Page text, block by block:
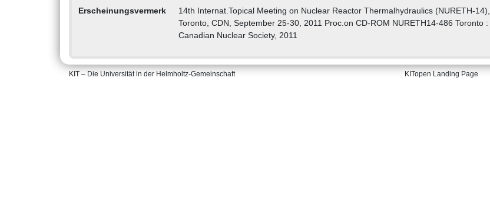
Erscheinungsvermerk
14th Internat.Topical Meeting on Nuclear Reactor Thermalhydraulics (NURETH-14),
Toronto, CDN, September 25-30, 2011 Proc.on CD-ROM NURETH14-486 Toronto :
Canadian Nuclear Society, 2011
KIT – Die Universität in der Helmholtz-Gemeinschaft KITopen Landing Page